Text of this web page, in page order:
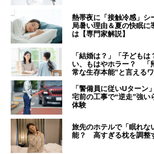
熱帯夜に「接触冷感」
局暑い理由＆夏の快眠に
は【専門家解説】
「結婚は？」「子ども
い、もはやホラー？ 「
常な生存本能”と言える
「警備員に従いUター
宅前の工事で“逆走”強い
体験
旅先のホテルで「眠れな
能？ 高すぎる枕を調整